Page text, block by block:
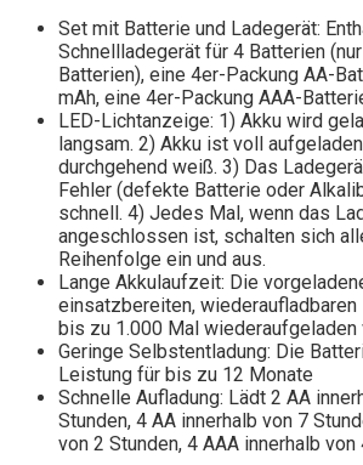
Set mit Batterie und Ladegerät:
Schnellladegerät für 4 Batterien
Batterien), eine 4er-Packung AA-
mAh, eine 4er-Packung AAA-
LED-Lichtanzeige: 1) Akku wird
langsam. 2) Akku ist voll
durchgehend weiß. 3) Das
Fehler (defekte Batterie oder
schnell. 4) Jedes Mal, wenn das
angeschlossen ist, schalten sich
Reihenfolge ein und aus.
Lange Akkulaufzeit: Die
einsatzbereiten, wiederaufladbaren
bis zu 1.000 Mal wiederaufgeladen
Geringe Selbstentladung: Die
Leistung für bis zu 12 Monate
Schnelle Aufladung: Lädt 2 AA
Stunden, 4 AA innerhalb von 7
von 2 Stunden, 4 AAA innerhalb von